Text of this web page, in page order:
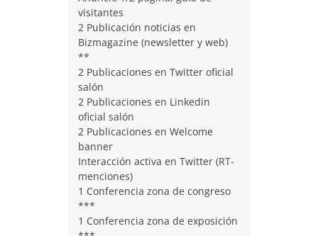
visitantes
2 Publicación noticias en
Bizmagazine (newsletter y web)
**
2 Publicaciones en Twitter oficial
salón
2 Publicaciones en Linkedin
oficial salón
2 Publicaciones en Welcome
banner
Interacción activa en Twitter (RT-
menciones)
1 Conferencia zona de congreso
***
1 Conferencia zona de exposición